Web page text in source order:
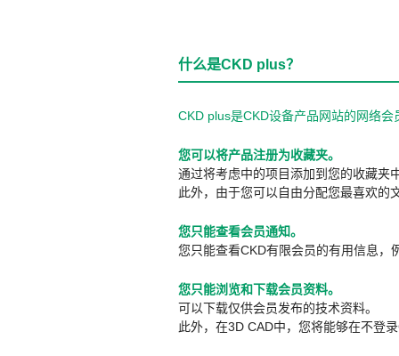
什么是CKD plus？
CKD plus是CKD设备产品网站的网络
您可以将产品注册为收藏夹。
通过将考虑中的项目添加到您的收藏夹
此外，由于您可以自由分配您最喜欢的
您只能查看会员通知。
您只能查看CKD有限会员的有用信息，
您只能浏览和下载会员资料。
可以下载仅供会员发布的技术资料。
此外，在3D CAD中，您将能够在不登